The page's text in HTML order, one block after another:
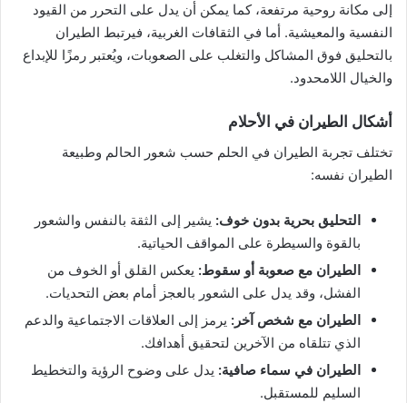
إلى مكانة روحية مرتفعة، كما يمكن أن يدل على التحرر من القيود
النفسية والمعيشية. أما في الثقافات الغربية، فيرتبط الطيران
بالتحليق فوق المشاكل والتغلب على الصعوبات، ويُعتبر رمزًا للإبداع
والخيال اللامحدود.
أشكال الطيران في الأحلام
تختلف تجربة الطيران في الحلم حسب شعور الحالم وطبيعة
الطيران نفسه:
التحليق بحرية بدون خوف: يشير إلى الثقة بالنفس والشعور
بالقوة والسيطرة على المواقف الحياتية.
الطيران مع صعوبة أو سقوط: يعكس القلق أو الخوف من
الفشل، وقد يدل على الشعور بالعجز أمام بعض التحديات.
الطيران مع شخص آخر: يرمز إلى العلاقات الاجتماعية والدعم
الذي تتلقاه من الآخرين لتحقيق أهدافك.
الطيران في سماء صافية: يدل على وضوح الرؤية والتخطيط
السليم للمستقبل.